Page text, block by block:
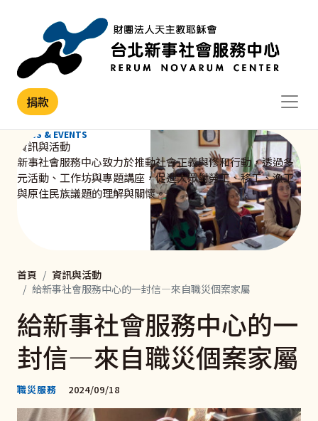
捐款
NEWS & EVENTS
資訊與活動
新事社會服務中心致力於推動社會正義與修和行動，透過多
元活動、工作坊與專題講座，促進大眾對勞工、移工、漁工
與原住民族議題的理解與關懷。
首頁
資訊與活動
給新事社會服務中心的一封信—來自職災個案家屬
給新事社會服務中心的一
封信—來自職災個案家屬
職災服務 2024/09/18